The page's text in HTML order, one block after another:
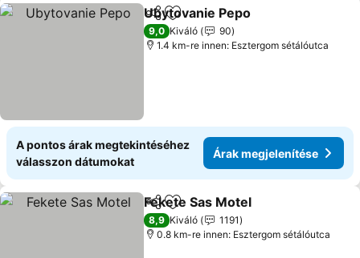
Megosztás
Hozzáadás a kedvencekhez
Ubytovanie Pepo
9,0 Kiváló
90
1.4 km-re innen: Esztergom sétálóutca
A pontos árak megtekintéséhez
válasszon dátumokat
Árak megjelenítése
Megosztás
Hozzáadás a kedvencekhez
Fekete Sas Motel
8,9 Kiváló
1191
0.8 km-re innen: Esztergom sétálóutca